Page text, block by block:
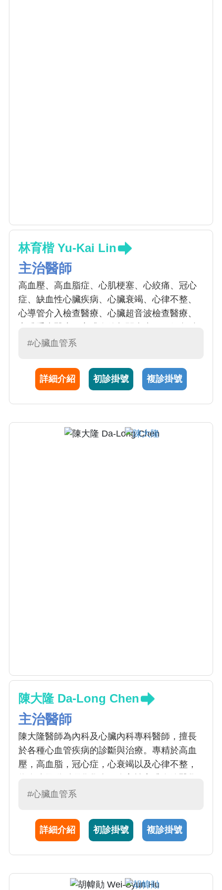
林育楷 Yu-Kai Lin
主治醫師
高血壓、高血脂症、心肌梗塞、心絞痛、冠心
症、缺血性心臟疾病、心臟衰竭、心律不整、
心導管介入檢查醫療、心臟超音波檢查醫療、
疾病
#心臟血管系
詳細介紹 初診掛號 複診掛號
陳大隆 Da-Long Chen
主治醫師
陳大隆醫師為內科及心臟內科專科醫師，擅長
於各種心血管疾病的診斷與治療。專精於高血
壓，高血脂，冠心症，心衰竭以及心律不整，
會及心臟超音波學會會員。陳醫師亦專精於心
#心臟血管系
詳細介紹 初診掛號 複診掛號